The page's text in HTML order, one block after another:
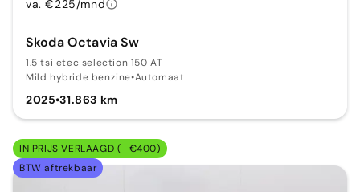
Skoda Octavia Sw
1.5 tsi etec selection 150 AT
Mild hybride benzine•Automaat
2025•31.863 km
va. €225/mnd
IN PRIJS VERLAAGD (- €400)
BTW aftrekbaar